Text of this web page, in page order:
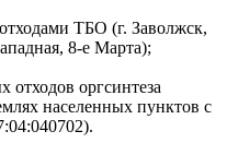
ТБО (г. Заволжск,
8-е Марта);
оргсинтеза
населенных пунктов с